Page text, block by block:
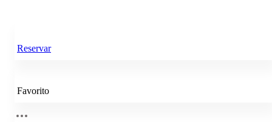
Reservar
Favorito